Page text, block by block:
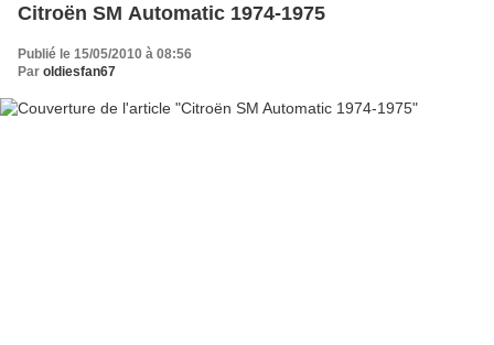
Citroën SM Automatic 1974-1975
Publié le 15/05/2010 à 08:56
Par oldiesfan67